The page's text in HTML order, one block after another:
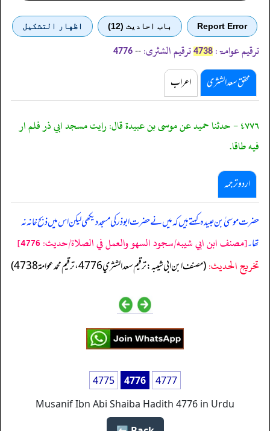
Report Error باب احادیث (12) اظهار التشكيل
ترقیم عوامۃ: 4738 ترقیم الشثری: --
4776
محقق سعد الشثری اعراب
٤٧٧٦ - حدثنا حميد عن موسى بن عبيدة قال: رايت مسجد ابي ذر فلم ار
فيه طاقا.
اردو ترجمہ
حضرت موسیٰ بن عبیدہ کہتے ہیں کہ میں نے حضرت ابوذر کی مسجد دیکھی لیکن اس میں ذبح خانہ نہ
تھا۔[مصنف ابن ابي شيبه/سجود السهو والعمل في الصلاة/حدیث: 4776]
تخریج الحدیث:(مصنف ابن ابي شيبه: ترقيم سعد الشثري 4776، ترقيم محمد عوامة 4738)
4775 4776
4777
Musanif Ibn Abi Shaiba Hadith 4776 in Urdu